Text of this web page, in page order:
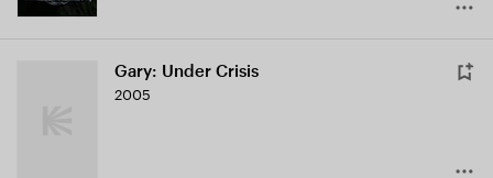
Gary: Under Crisis
2005